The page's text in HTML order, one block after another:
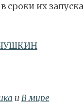
сроки их
и В мире